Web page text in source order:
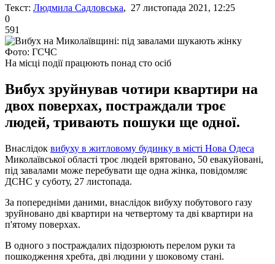
Текст: Людмила Садловська, 27 листопада 2021, 12:25
0
591
Фото: ГСЧС
На місці події працюють понад сто осіб
Вибух зруйнував чотири квартири на
двох поверхах, постраждали троє
людей, тривають пошуки ще одної.
Внаслідок вибуху в житловому будинку в місті Нова Одеса
Миколаївської області троє людей врятовано, 50 евакуйовані,
під завалами може перебувати ще одна жінка, повідомляє
ДСНС у суботу, 27 листопада.
За попередніми даними, внаслідок вибуху побутового газу
зруйновано дві квартири на четвертому та дві квартири на
п'ятому поверхах.
В одного з постраждалих підозрюють перелом руки та
пошкодження хребта, дві людини у шоковому стані.